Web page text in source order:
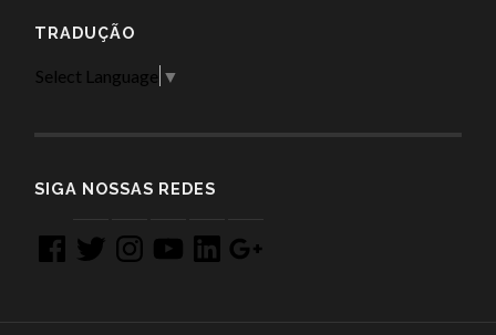
TRADUÇÃO
Select Language ▼
SIGA NOSSAS REDES
FacebookTwitterInstagramYouTubeLinkedInGoogle
+